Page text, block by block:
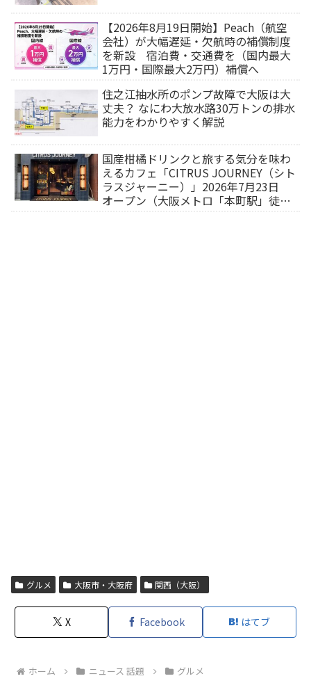
【2026年8月19日開始】Peach（航空
会社）が大幅遅延・欠航時の補償制度
を新設 宿泊費・交通費を（国内最大
1万円・国際最大2万円）補償へ
住之江抽水所のポンプ故障で大阪は大
丈夫？ なにわ大放水路30万トンの排水
能力をわかりやすく解説
国産柑橘ドリンクと旅する気分を味わ
えるカフェ「CITRUS JOURNEY（シト
ラスジャーニー）」2026年7月23日
オープン（大阪メトロ「本町駅」徒歩
グルメ 大阪市・大阪府 関西（大阪）
X Facebook はてブ
ホーム ニュース 話題 グルメ